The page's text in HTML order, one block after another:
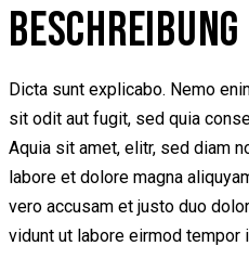
BESCHREIBUNG
Dicta sunt explicabo. Nemo
sit odit aut fugit, sed quia
Aquia sit amet, elitr, sed diam
labore et dolore magna
vero accusam et justo duo
vidunt ut labore eirmod tempor